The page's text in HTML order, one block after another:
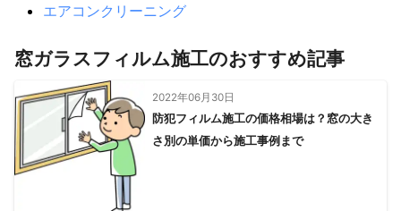
エアコンクリーニング
窓ガラスフィルム施工のおすすめ記事
2022年06月30日
防犯フィルム施工の価格相場は？窓の大き
さ別の単価から施工事例まで